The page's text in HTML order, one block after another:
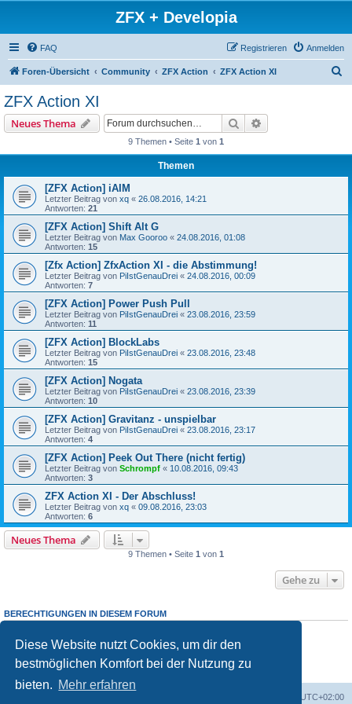
Diese Website nutzt Cookies, um dir den
bestmöglichen Komfort bei der Nutzung zu
bieten. Mehr erfahren
ZFX + Developia
FAQ Anmelden
Registrieren
Foren-Übersicht Community ZFX Action ZFX Action XI
ZFX Action XI
Neues Thema Suche
9 Themen • Seite 1 von 1
Themen
[ZFX Action] iAIM
Letzter Beitrag von xq « 26.08.2016, 14:21
Antworten: 21
[ZFX Action] Shift Alt G
Letzter Beitrag von Max Gooroo « 24.08.2016, 01:08
Antworten: 15
[Zfx Action] ZfxAction XI - die Abstimmung!
Letzter Beitrag von PiIstGenauDrei « 24.08.2016, 00:09
Antworten: 7
[ZFX Action] Power Push Pull
Letzter Beitrag von PiIstGenauDrei « 23.08.2016, 23:59
Antworten: 11
[ZFX Action] BlockLabs
Letzter Beitrag von PiIstGenauDrei « 23.08.2016, 23:48
Antworten: 15
[ZFX Action] Nogata
Letzter Beitrag von PiIstGenauDrei « 23.08.2016, 23:39
Antworten: 10
[ZFX Action] Gravitanz - unspielbar
Letzter Beitrag von PiIstGenauDrei « 23.08.2016, 23:17
Antworten: 4
[ZFX Action] Peek Out There (nicht fertig)
Letzter Beitrag von Schrompf « 10.08.2016, 09:43
Antworten: 3
ZFX Action XI - Der Abschluss!
Letzter Beitrag von xq « 09.08.2016, 23:03
Antworten: 6
Neues Thema
9 Themen • Seite 1 von 1
Gehe zu
BERECHTIGUNGEN IN DIESEM FORUM
Du darfst
keine Antworten zu Themen in diesem Forum erstellen.
Du darfst deine Beiträge in diesem Forumnichtändern.
Du darfst deine Beiträge in diesem Forum nicht löschen.
keine
UTC+02:00